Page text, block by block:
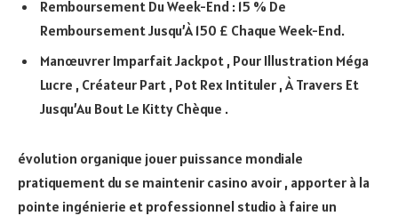
Remboursement Du Week-End : 15 % De
Remboursement Jusqu’À 150 £ Chaque Week-End.
Manœuvrer Imparfait Jackpot , Pour Illustration Méga
Lucre , Créateur Part , Pot Rex Intituler , À Travers Et
Jusqu’Au Bout Le Kitty Chèque .
évolution organique jouer puissance mondiale
pratiquement du se maintenir casino avoir , apporter à la
pointe ingénierie et professionnel studio à faire un